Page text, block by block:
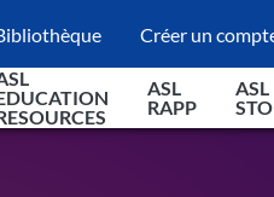
Créer un
ASL
RAPP
ASL